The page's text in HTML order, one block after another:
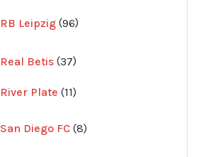
RB Leipzig 96
produkter
Real Betis 37
produkter
River Plate 1111
San Diego FC 8produkter